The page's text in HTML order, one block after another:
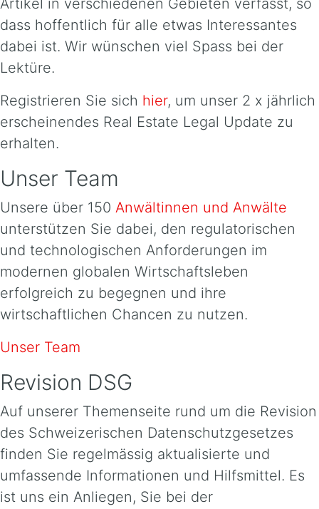
Artikel in verschiedenen Gebieten verfasst, so
dass hoffentlich für alle etwas Interessantes
dabei ist. Wir wünschen viel Spass bei der
Lektüre.
Registrieren Sie sich hier, um unser 2 x jährlich
erscheinendes Real Estate Legal Update zu
erhalten.
Unser Team
Unsere über 150 Anwältinnen und Anwälte
unterstützen Sie dabei, den regulatorischen
und technologischen Anforderungen im
modernen globalen Wirtschaftsleben
erfolgreich zu begegnen und ihre
wirtschaftlichen Chancen zu nutzen.
Unser Team
Revision DSG
Auf unserer Themenseite rund um die Revision
des Schweizerischen Datenschutzgesetzes
finden Sie regelmässig aktualisierte und
umfassende Informationen und Hilfsmittel. Es
ist uns ein Anliegen, Sie bei der